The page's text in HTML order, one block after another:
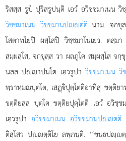
ริสสฺส รูปํ ปุริสรูปนฺติ เอวํ อวิชฺชมาเนน
วิชฺชมาเนน วิชฺชมานปฺตฺติ นาม. จกฺขุ
โสตาทโยปิ ผสฺโสปิ วิชฺชมาโนเยว. ตสฺ
สมฺผสฺโส, จกฺขุสฺส วา ผลภูโต สมฺผสฺโส จกฺ
นสฺส ปฺาปนโต เอวรูปาวิชฺชมาเนน
พฺราหฺมณปุตฺโต, เสฏฺิปุตฺโตติอาทีสุ ขตฺติย
ขตฺติยสฺส ปุตฺโต ขตฺติยปุตฺโตติ เอวํ อวิชฺ
เอวรูปาอวิชฺชมาเนน อวิชฺชมานปฺตฺติ
ติสฺโสว ปฺตฺติโย ลพฺภนฺติ. ‘‘ขนฺธปฺ